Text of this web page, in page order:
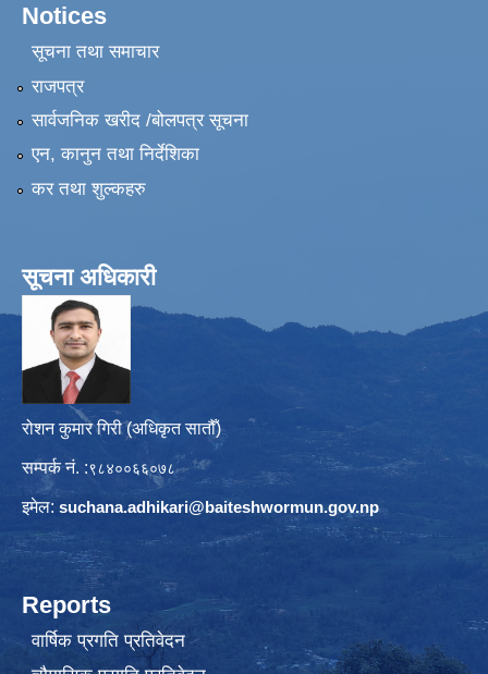
Notices
सूचना तथा समाचार
राजपत्र
सार्वजनिक खरीद /बोलपत्र सूचना
एन, कानुन तथा निर्देशिका
कर तथा शुल्कहरु
सूचना अधिकारी
रोशन कुमार गिरी (अधिकृत सातौँ)
सम्पर्क नं. :९८४००६६०७८
इमेल: suchana.adhikari@baiteshwormun.gov.np
Reports
वार्षिक प्रगति प्रतिवेदन